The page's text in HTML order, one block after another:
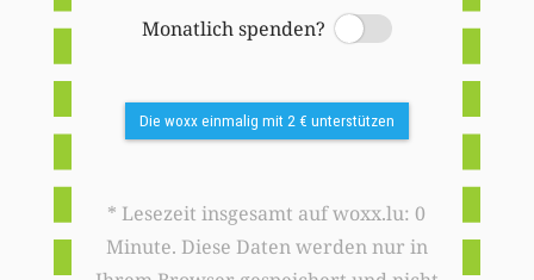
Monatlich spenden?
Switch
Die woxx einmalig mit 2 € unterstützen
* Lesezeit insgesamt auf woxx.lu: 0
Minute. Diese Daten werden nur in